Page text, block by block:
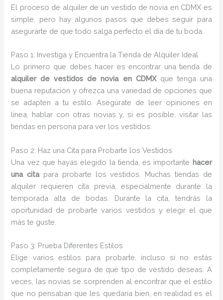
El proceso de alquiler de un vestido de novia en CDMX es
simple, pero hay algunos pasos que debes seguir para
asegurarte de que todo salga perfecto el día de tu boda.
Paso 1: Investiga y Encuentra la Tienda de Alquiler Ideal
Lo primero que debes hacer es encontrar una tienda de
alquiler de vestidos de novia en CDMXque tenga una
buena reputación y ofrezca una variedad de opciones que
se adapten a tu estilo. Asegúrate de leer opiniones en
línea, hablar con otras novias y, si es posible, visitar las
tiendas en persona para ver los vestidos.
Paso 2: Haz una Cita para Probarte los Vestidos
Una vez que hayas elegido la tienda, es importante hacer
una citapara probarte los vestidos. Muchas tiendas de
alquiler requieren cita previa, especialmente durante la
temporada alta de bodas. Durante la cita, tendrás la
oportunidad de probarte varios vestidos y elegir el que
más te guste.
Paso 3: Prueba Diferentes Estilos
Elige varios estilos para probarte, incluso si no estás
completamente segura de qué tipo de vestido deseas. A
veces, las novias se sorprenden al encontrar que el estilo
que no pensaban que les quedaría bien, en realidad es el